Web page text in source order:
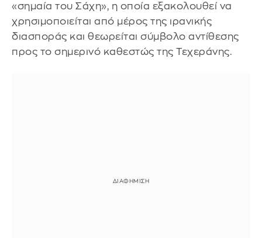
«σημαία του Σάχη», η οποία εξακολουθεί να
χρησιμοποιείται από μέρος της ιρανικής
διασποράς και θεωρείται σύμβολο αντίθεσης
προς το σημερινό καθεστώς της Τεχεράνης.